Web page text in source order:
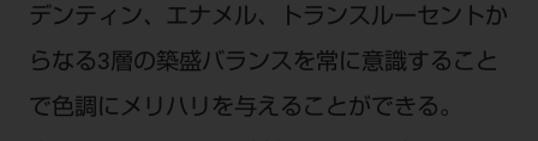
デンティン、エナメル、トランスルーセントか
らなる3層の築盛バランスを常に意識すること
で色調にメリハリを与えることができる。